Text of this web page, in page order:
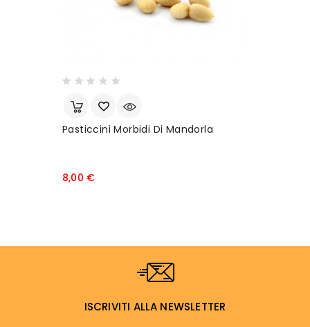
Pasticcini Morbidi Di Mandorla
8,00 €Prezzo
ISCRIVITI ALLA NEWSLETTER